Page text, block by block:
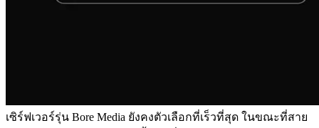
เซิร์ฟเวอร์รุ่น Bore Media ยังคงตัวเลือกที่เร็วที่สุด ในขณะที่สาย